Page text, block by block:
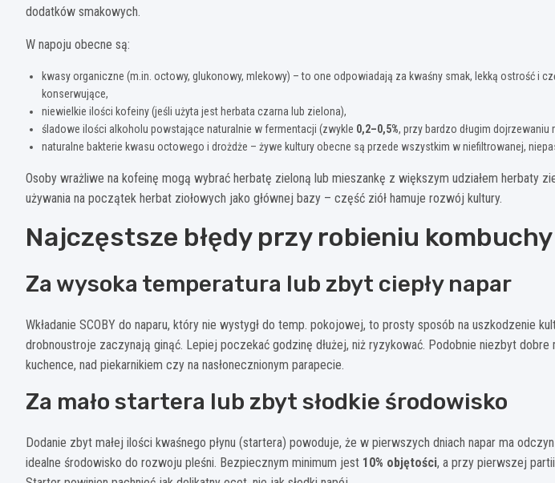
dodatków smakowych.
W napoju obecne są:
kwasy organiczne (m.in. octowy, glukonowy, mlekowy) – to one odpowiadają za kwaśny smak, lekką ostrość i
konserwujące,
niewielkie ilości kofeiny (jeśli użyta jest herbata czarna lub zielona),
śladowe ilości alkoholu powstające naturalnie w fermentacji (zwykle 0,2–0,5%, przy bardzo długim dojrzewaniu
naturalne bakterie kwasu octowego i drożdże – żywe kultury obecne są przede wszystkim w niefiltrowanej,
Osoby wrażliwe na kofeinę mogą wybrać herbatę zieloną lub mieszankę z większym udziałem herbaty
używania na początek herbat ziołowych jako głównej bazy – część ziół hamuje rozwój kultury.
Najczęstsze błędy przy robieniu kombuchy
Za wysoka temperatura lub zbyt ciepły napar
Wkładanie SCOBY do naparu, który nie wystygł do temp. pokojowej, to prosty sposób na uszkodzenie
drobnoustroje zaczynają ginąć. Lepiej poczekać godzinę dłużej, niż ryzykować. Podobnie niezbyt
kuchence, nad piekarnikiem czy na nasłonecznionym parapecie.
Za mało startera lub zbyt słodkie środowisko
Dodanie zbyt małej ilości kwaśnego płynu (startera) powoduje, że w pierwszych dniach napar ma
idealne środowisko do rozwoju pleśni. Bezpiecznym minimum jest 10% objętości, a przy pierwszej